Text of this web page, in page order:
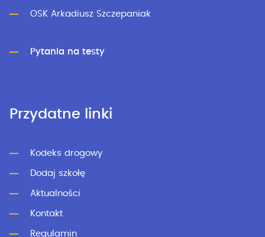
OSK Arkadiusz Szczepaniak
Pytania na testy
Przydatne linki
Kodeks drogowy
Dodaj szkołę
Aktualności
Kontakt
Regulamin